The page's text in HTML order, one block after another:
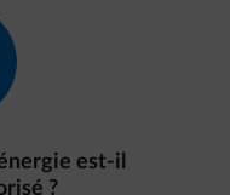
est-il
?